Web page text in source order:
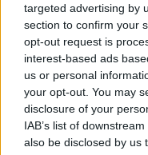
targeted advertising by
section to confirm your
opt-out request is
interest-based ads
us or personal
your opt-out. You may
disclosure of your
IAB’s list of
also be disclosed by us